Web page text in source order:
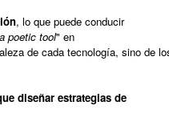
, lo que puede conducir
poetic tool" en
de cada tecnología, sino de
diseñar estrategias de